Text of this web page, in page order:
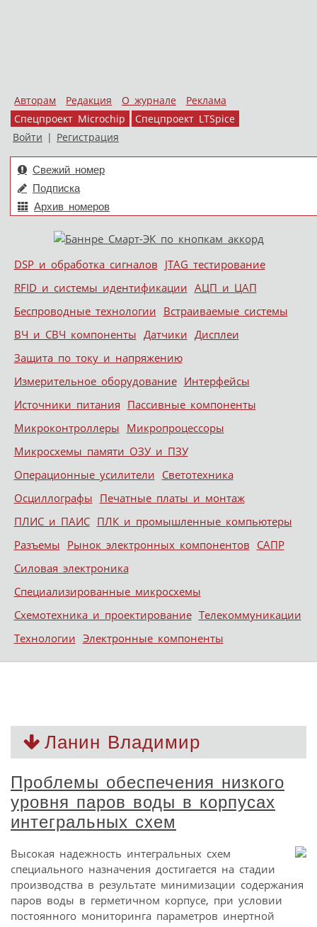
Авторам Редакция О журнале
Реклама
Спецпроект Microchip
Спецпроект LTSpice
Войти | Регистрация
Свежий номер
Подписка
Архив номеров
Меню
Skip to content
DSP и обработка сигналов JTAG тестирование
RFID и системы идентификации АЦП и ЦАП
Беспроводные технологии Встраиваемые системы
ВЧ и СВЧ компоненты Датчики Дисплеи
Защита по току и напряжению
Измерительное оборудование Интерфейсы
Источники питания Пассивные компоненты
Микроконтроллеры Микропроцессоры
Микросхемы памяти ОЗУ и ПЗУ
Операционные усилители Светотехника
Осциллографы Печатные платы и монтаж
ПЛИС и ПАИС ПЛК и промышленные компьютеры
Разъемы Рынок электронных компонентов САПР
Силовая электроника
Специализированные микросхемы
Схемотехника и проектирование Телекоммуникации
Технологии Электронные компоненты
Ланин Владимир
Проблемы обеспечения низкого
уровня паров воды в корпусах
интегральных схем
Высокая надежность интегральных схем
специального назначения достигается на стадии
производства в результате минимизации содержания
паров воды в герметичном корпусе, при условии
постоянного мониторинга параметров инертной